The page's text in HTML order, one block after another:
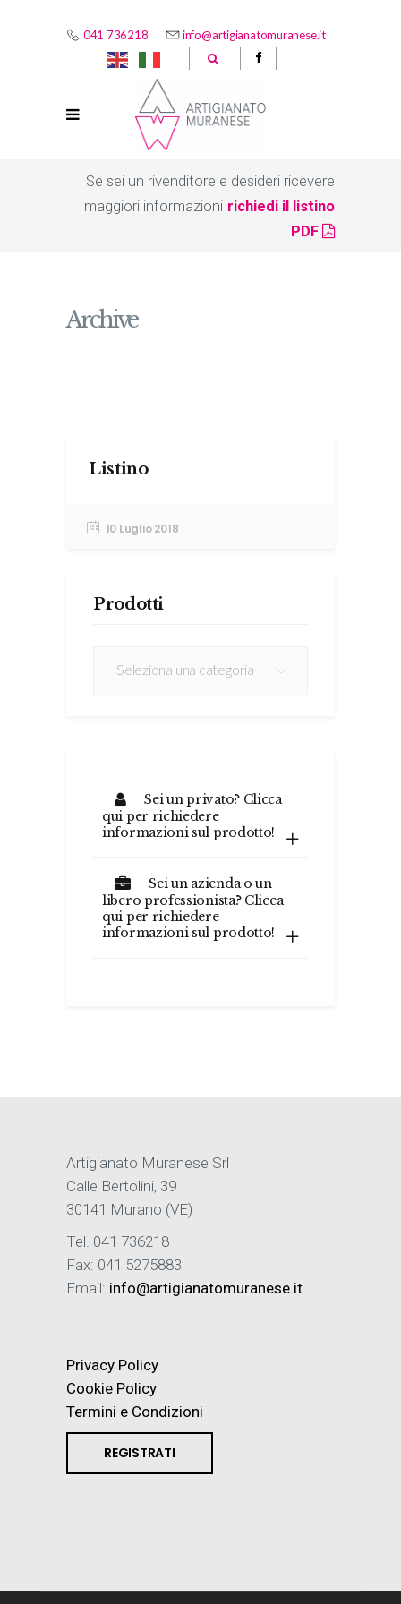
041 736218 info@artigianatomuranese.it
Se sei un rivenditore e desideri ricevere
maggiori informazioni richiedi il listino
PDF
Archive
Listino
10 Luglio 2018
Prodotti
Seleziona una categoria
Sei un privato? Clicca
qui per richiedere
informazioni sul prodotto!
Sei un azienda o un
libero professionista? Clicca
qui per richiedere
informazioni sul prodotto!
Artigianato Muranese Srl
Calle Bertolini, 39
30141 Murano (VE)
Tel. 041 736218
Fax: 041 5275883
Email: info@artigianatomuranese.it
Privacy Policy
Cookie Policy
Termini e Condizioni
REGISTRATI